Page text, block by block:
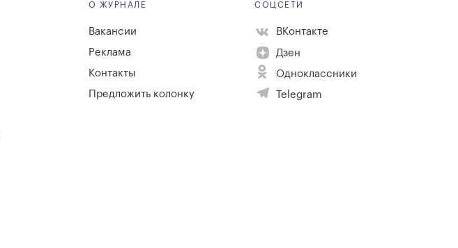
О ЖУРНАЛЕ
Вакансии
Реклама
Контакты
Предложить колонку
СОЦСЕТИ
ВКонтакте
Дзен
Одноклассники
Telegram